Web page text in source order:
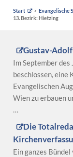
Start
Evangelische
13. Bezirk: Hietzing
Gustav-
Im September
beschlossen, eine
Evangelischen
Wien zu erbauen
…
Die
Ein ganzes